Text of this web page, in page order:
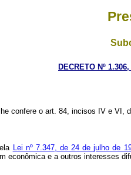
DECRETO Nº
confere o art. 84, incisos IV e VI,
Lei nº 7.347, de 24 de julho de
econômica e a outros interesses